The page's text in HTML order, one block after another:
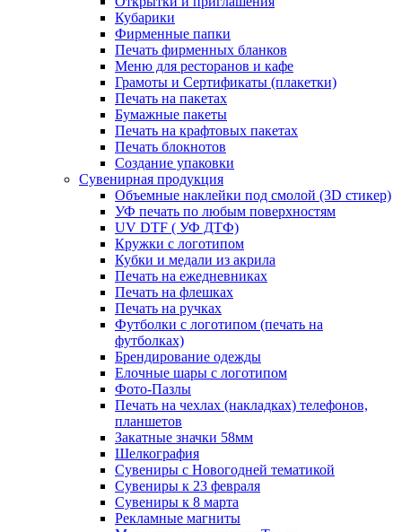
Кубарики
Фирменные папки
Печать фирменных бланков
Меню для ресторанов и кафе
Грамоты и Сертификаты (плакетки)
Печать на пакетах
Бумажные пакеты
Печать на крафтовых пакетах
Печать блокнотов
Создание упаковки
Сувенирная продукция
Объемные наклейки под смолой (3D стикер)
УФ печать по любым поверхностям
UV DTF ( УФ ДТФ)
Кружки с логотипом
Кубки и медали из акрила
Печать на ежедневниках
Печать на флешках
Печать на ручках
Футболки с логотипом (печать на
футболках)
Брендирование одежды
Елочные шары с логотипом
Фото-Пазлы
Печать на чехлах (накладках) телефонов,
планшетов
Закатные значки 58мм
Шелкография
Сувениры с Новогодней тематикой
Сувениры к 23 февраля
Сувениры к 8 марта
Рекламные магниты